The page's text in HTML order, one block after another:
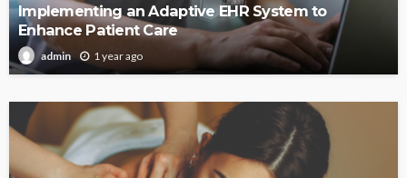
Implementing an Adaptive EHR System to
Enhance Patient Care
admin 1 year ago